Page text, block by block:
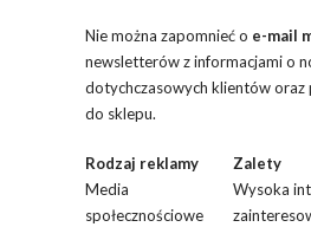
Nie można zapomnieć o e-mail
newsletterów z informacjami o
dotychczasowych klientów oraz
do sklepu.
Rodzaj reklamy Zalety
Media
społecznościowe
Wysoka